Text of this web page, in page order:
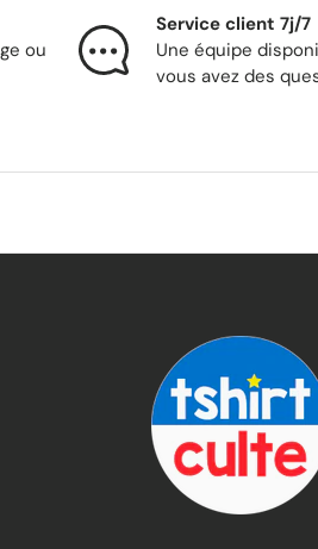
ou
Service client 7j/7
Une équipe
vous avez des